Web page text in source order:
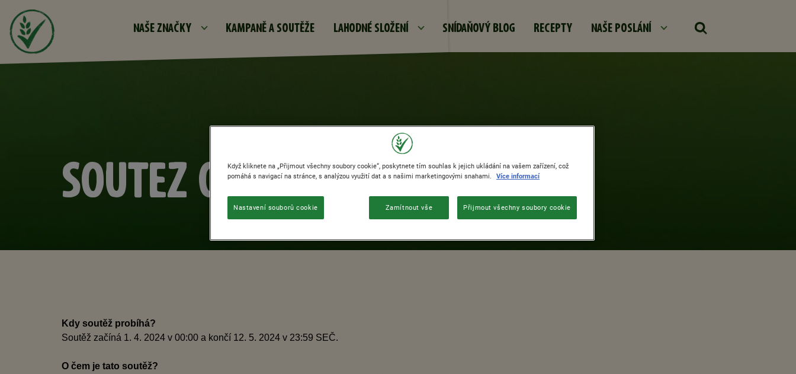
NAŠE ZNAČKY KAMPANĚ A SOUTĚŽE LAHODNÉ SLOŽENÍ SNÍDAŇOVÝ BLOG RECEPTY NAŠE POSLÁNÍ
SOUTEZ O XBOX FAQ
Kdy soutěž probíhá?
Soutěž začíná 1. 4. 2024 v 00:00 a končí 12. 5. 2024 v 23:59 SEČ.
O čem je tato soutěž?
Když kliknete na „Přijmout všechny soubory cookie“, poskytnete tím souhlas k jejich ukládání na vašem zařízení, což
pomáhá s navigací na stránce, s analýzou využití dat a s našimi marketingovými snahami.
Více informací
Zamítnout vše Přijmout všechny soubory cookie
Nastavení souborů cookie